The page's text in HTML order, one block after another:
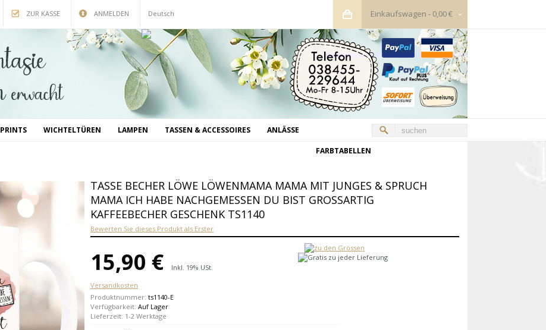
ZUR KASSE ANMELDEN Deutsch Einkaufswagen - 0,00 €
PRINTS WICHTELTÜREN LAMPEN TASSEN & ACCESSOIRES ANLÄSSE
FARBTABELLEN
TASSE BECHER LÖWE LÖWENMAMA MAMA MIT JUNGES & SPRUCH
MAMA ICH HABE NACHGEMESSEN DU BIST GROSSARTIG K
AFFEEBECHER GESCHENK TS1140
Bewerten Sie dieses Produkt als Erster
15,90 €
Inkl. 19% USt.
Versandkosten
Produktnummer: ts1140-E
Verfügbarkeit: Auf Lager
Lieferzeit: 1-2 Werktage